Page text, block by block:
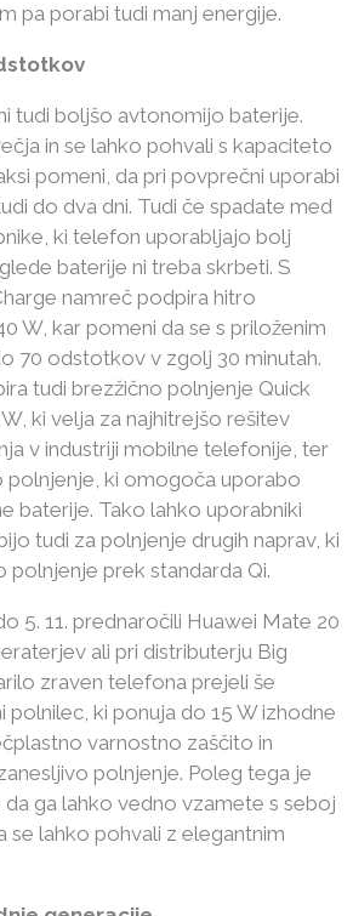
pa porabi tudi manj energije.
tudi boljšo avtonomijo baterije.
in se lahko pohvali s kapaciteto
pomeni, da pri povprečni uporabi
do dva dni. Tudi če spadate med
ki telefon uporabljajo bolj
baterije ni treba skrbeti. S
namreč podpira hitro
W, kar pomeni da se s priloženim
70 odstotkov v zgolj 30 minutah.
tudi brezžično polnjenje Quick
ki velja za najhitrejšo rešitev
v industriji mobilne telefonije, ter
polnjenje, ki omogoča uporabo
baterije. Tako lahko uporabniki
tudi za polnjenje drugih naprav, ki
polnjenje prek standarda Qi.
5. 11. prednaročili Huawei Mate 20
ali pri distributerju Big
zraven telefona prejeli še
polnilec, ki ponuja do 15 W izhodne
varnostno zaščito in
polnjenje. Poleg tega je
ga lahko vedno vzamete s seboj
se lahko pohvali z elegantnim